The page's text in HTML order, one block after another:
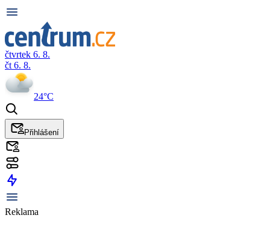
čtvrtek 6. 8.
čt 6. 8.
24°C
Přihlášení
Reklama